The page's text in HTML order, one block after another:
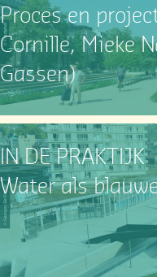
Proces en
Cornille, Mieke
Gassen)
IN DE PRAKTIJK
Water als